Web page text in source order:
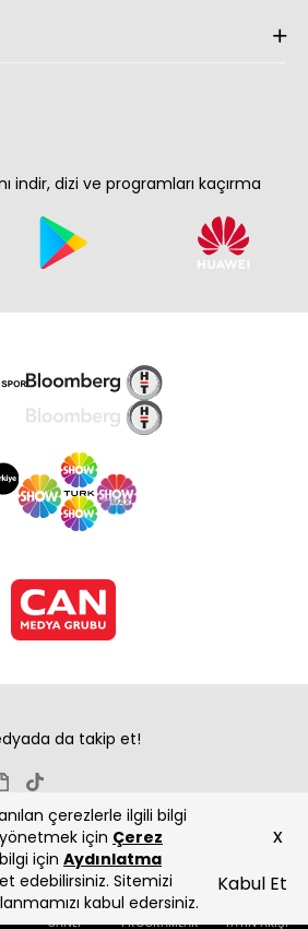
CANLI PROGRAMLAR YAYIN AKIŞI
çerezlerle ilgili bilgi
için Çerez
için Aydınlatma
edebilirsiniz. Sitemizi
kabul edersiniz.
Kabul Et
x
indir, dizi ve programları kaçırma
da takip et!
Yayıncılık A.Ş.